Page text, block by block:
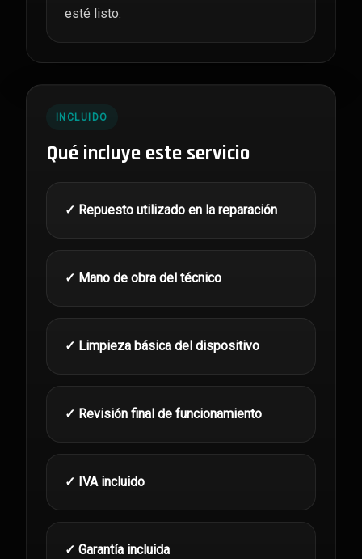
esté listo.
INCLUIDO
Qué incluye este servicio
✓ Repuesto utilizado en la reparación
✓ Mano de obra del técnico
✓ Limpieza básica del dispositivo
✓ Revisión final de funcionamiento
✓ IVA incluido
✓ Garantía incluida